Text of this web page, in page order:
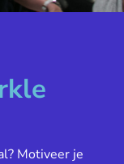
Motiveer je